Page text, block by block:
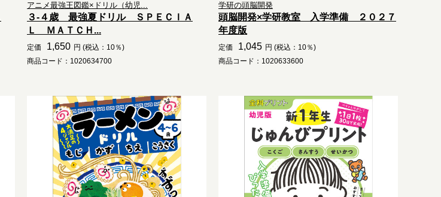
アニメ最強王図鑑×ドリル（幼児...
３-４歳 最強夏ドリル ＳＰＥＣＩＡ
Ｌ ＭＡＴＣＨ...
定価 1,650 円 (税込：10％)
商品コード：1020634700
学研の頭脳開発
頭脳開発×学研教室 入学準備 ２０２７
年度版
定価 1,045 円 (税込：10％)
商品コード：1020633600